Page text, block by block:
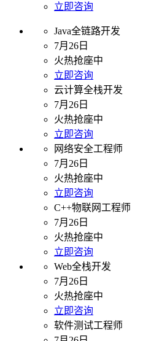
立即咨询
Java全链路开发
7月26日
火热抢座中
立即咨询
云计算全栈开发
7月26日
火热抢座中
立即咨询
网络安全工程师
7月26日
火热抢座中
立即咨询
C++物联网工程师
7月26日
火热抢座中
立即咨询
Web全栈开发
7月26日
火热抢座中
立即咨询
软件测试工程师